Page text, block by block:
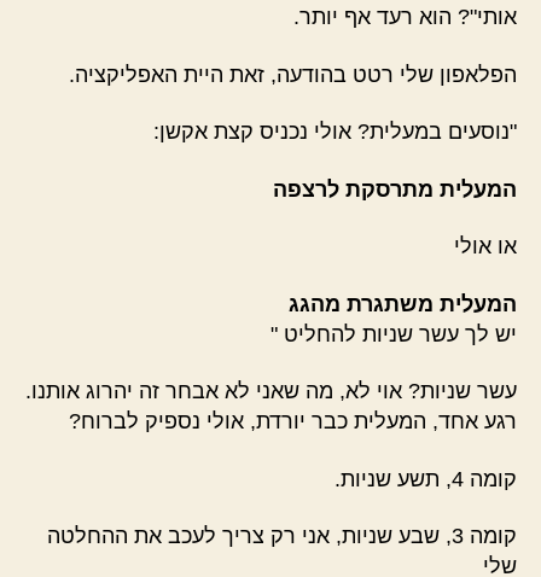
אותי"? הוא רעד אף יותר.
הפלאפון שלי רטט בהודעה, זאת היית האפליקציה.
"נוסעים במעלית? אולי נכניס קצת אקשן:
המעלית מתרסקת לרצפה
או אולי
המעלית משתגרת מהגג
יש לך עשר שניות להחליט "
עשר שניות? אוי לא, מה שאני לא אבחר זה יהרוג אותנו.
רגע אחד, המעלית כבר יורדת, אולי נספיק לברוח?
קומה 4, תשע שניות.
קומה 3, שבע שניות, אני רק צריך לעכב את ההחלטה
שלי